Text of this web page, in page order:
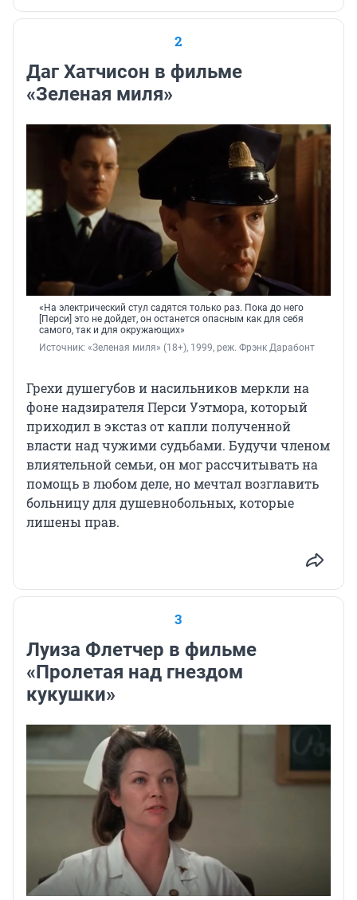
2
Даг Хатчисон в фильме
«Зеленая миля»
«На электрический стул садятся только раз. Пока до него
[Перси] это не дойдет, он останется опасным как для себя
самого, так и для окружающих»
Источник: «Зеленая миля» (18+), 1999, реж. Фрэнк Дарабонт
Грехи душегубов и насильников меркли на
фоне надзирателя Перси Уэтмора, который
приходил в экстаз от капли полученной
власти над чужими судьбами. Будучи членом
влиятельной семьи, он мог рассчитывать на
помощь в любом деле, но мечтал возглавить
больницу для душевнобольных, которые
лишены прав.
3
Луиза Флетчер в фильме
«Пролетая над гнездом
кукушки»